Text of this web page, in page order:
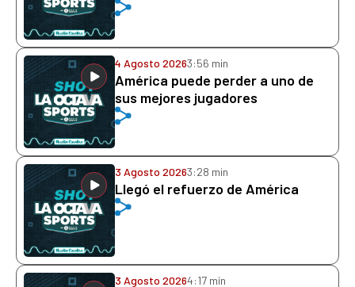
4 Agosto 20263:56 min
América puede perder a uno de
sus mejores jugadores
3 Agosto 20263:28 min
Llegó el refuerzo de América
3 Agosto 20264:17 min